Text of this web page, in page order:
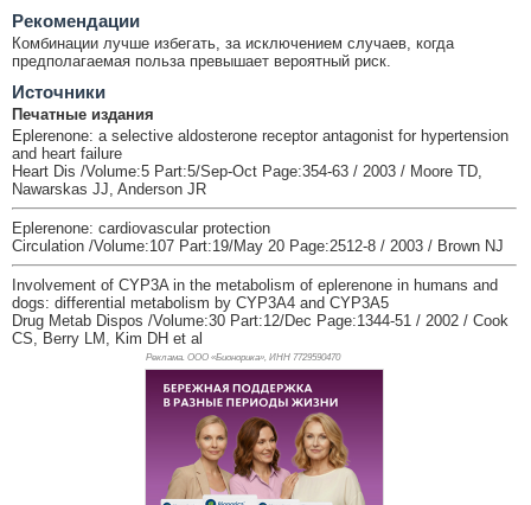
Рекомендации
Комбинации лучше избегать, за исключением случаев, когда
предполагаемая польза превышает вероятный риск.
Источники
Печатные издания
Eplerenone: a selective aldosterone receptor antagonist for hypertension
and heart failure
Heart Dis /Volume:5 Part:5/Sep-Oct Page:354-63 / 2003 / Moore TD,
Nawarskas JJ, Anderson JR
Eplerenone: cardiovascular protection
Circulation /Volume:107 Part:19/May 20 Page:2512-8 / 2003 / Brown NJ
Involvement of CYP3A in the metabolism of eplerenone in humans and
dogs: differential metabolism by CYP3A4 and CYP3A5
Drug Metab Dispos /Volume:30 Part:12/Dec Page:1344-51 / 2002 / Cook
CS, Berry LM, Kim DH et al
Реклама. ООО «Бионорика», ИНН 7729590470